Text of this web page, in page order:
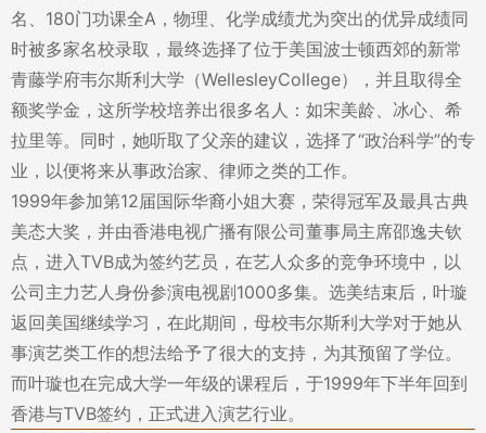
名、180门功课全A，物理、化学成绩尤为突出的优异成绩同
时被多家名校录取，最终选择了位于美国波士顿西郊的新常
青藤学府韦尔斯利大学（WellesleyCollege），并且取得全
额奖学金，这所学校培养出很多名人：如宋美龄、冰心、希
拉里等。同时，她听取了父亲的建议，选择了“政治科学”的专
业，以便将来从事政治家、律师之类的工作。
1999年参加第12届国际华裔小姐大赛，荣得冠军及最具古典
美态大奖，并由香港电视广播有限公司董事局主席邵逸夫钦
点，进入TVB成为签约艺员，在艺人众多的竞争环境中，以
公司主力艺人身份参演电视剧1000多集。选美结束后，叶璇
返回美国继续学习，在此期间，母校韦尔斯利大学对于她从
事演艺类工作的想法给予了很大的支持，为其预留了学位。
而叶璇也在完成大学一年级的课程后，于1999年下半年回到
香港与TVB签约，正式进入演艺行业。